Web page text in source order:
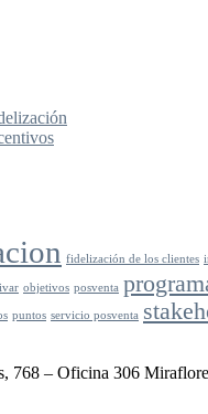
fidelización de los clientes
objetivos posventa
puntos servicio posventa
768 – Oficina 306